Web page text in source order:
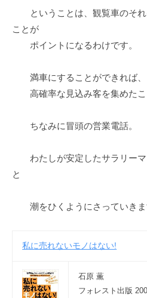
ということは、観覧車のそれ
ことが
ポイントになるわけです。
満車にすることができれば、
高確率な見込み客を集めたこ
ちなみに冒頭の営業電話。
わたしが安定したサラリーマ
と
潮をひくようにさっていきま
私に売れないモノはない!
石原 薫
フォレスト出版